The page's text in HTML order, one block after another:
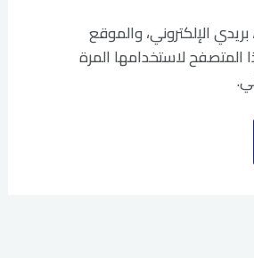
الإلكتروني، والموقع
المتصفح لاستخدامها المرة